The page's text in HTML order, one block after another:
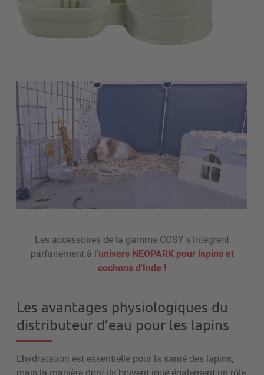
Les accessoires de la gamme COSY s’intègrent
parfaitement à l'univers NEOPARK pour lapins et
cochons d'Inde !
Les avantages physiologiques du
distributeur d’eau pour les lapins
L’hydratation est essentielle pour la santé des lapins,
mais la manière dont ils boivent joue également un rôle